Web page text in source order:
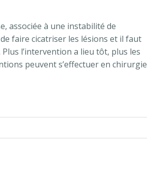
associée à une instabilité de
faire cicatriser les lésions et il faut
l’intervention a lieu tôt, plus les
peuvent s’effectuer en chirurgie